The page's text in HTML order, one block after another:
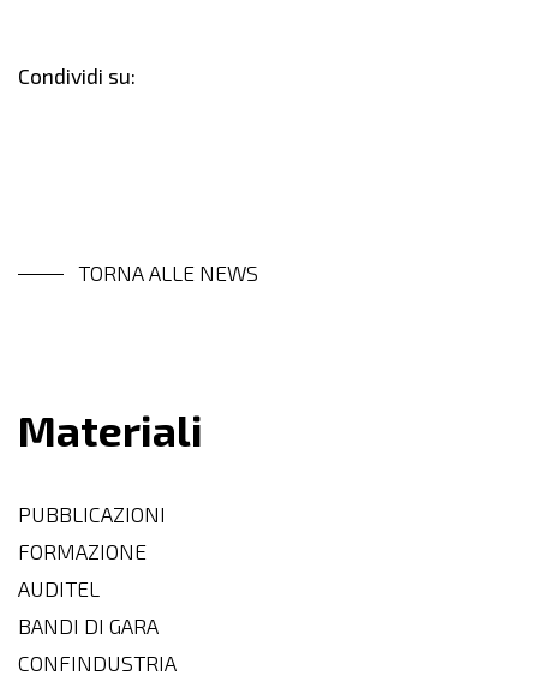
Condividi su:
TORNA ALLE NEWS
Materiali
PUBBLICAZIONI
FORMAZIONE
AUDITEL
BANDI DI GARA
CONFINDUSTRIA